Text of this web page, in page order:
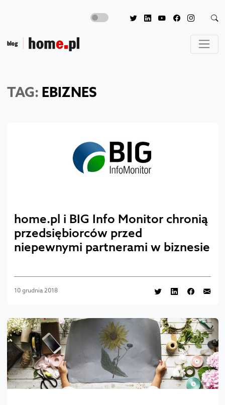
TAG: EBIZNES
home.pl i BIG Info Monitor chronią
przedsiębiorców przed
niepewnymi partnerami w biznesie
10 grudnia 2018